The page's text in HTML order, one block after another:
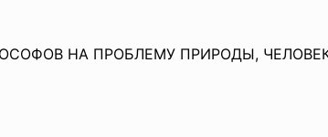
НА ПРОБЛЕМУ ПРИРОДЫ,